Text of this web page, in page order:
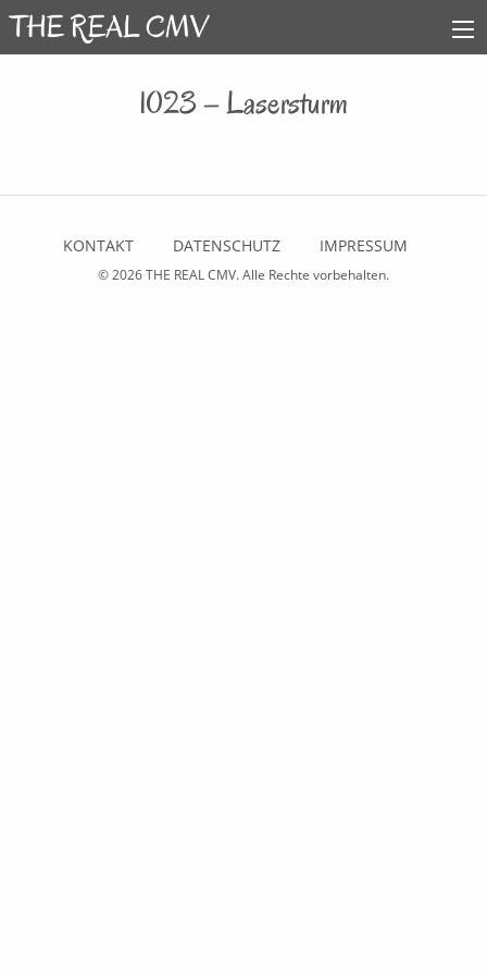
1023 – Lasersturm
KONTAKT DATENSCHUTZ IMPRESSUM
© 2026THE REAL CMV. Alle Rechte vorbehalten.